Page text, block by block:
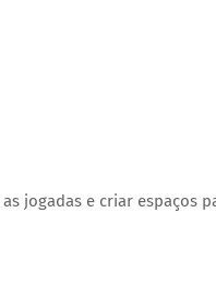
jogadas e criar espaços